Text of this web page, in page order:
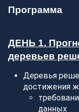
Программа
ДЕНЬ 1.
деревьев
Деревья
достижения
данных